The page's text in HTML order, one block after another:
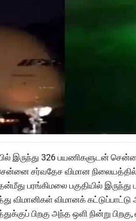
இருந்து 326 பயணிகளுடன்
சர்வதேச விமான
பரங்கிமலை பகுதியில் இருந்து
விமானிகள் விமானக்
பிறகு அந்த ஒளி நின்று